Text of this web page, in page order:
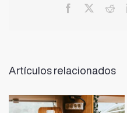
Facebook
Artículos relacionados